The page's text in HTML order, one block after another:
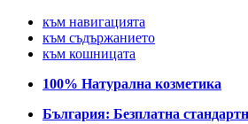
към навигацията
към съдържанието
към кошницата
100% Натурална козметика
България: Безплатна